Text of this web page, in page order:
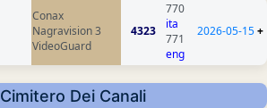
Conax
Nagravision 3
VideoGuard
4323
770
ita
771
eng
2026-05-15+
Dei Canali